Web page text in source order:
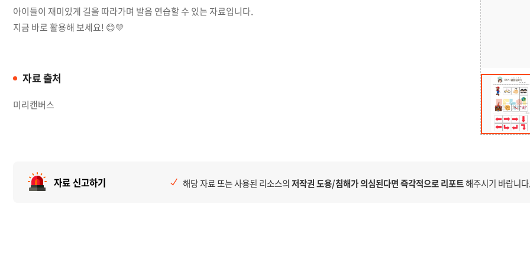
아이들이 재미있게 길을 따라가며 발음 연습할 수 있는 자료입니다.
지금 바로 활용해 보세요! 😊💛
자료 출처
미리캔버스
자료 신고하기 해당 자료 또는 사용된 리소스의저작권 도용/침해가 의심된다면 즉각적으로 리포트해주시기 바랍니